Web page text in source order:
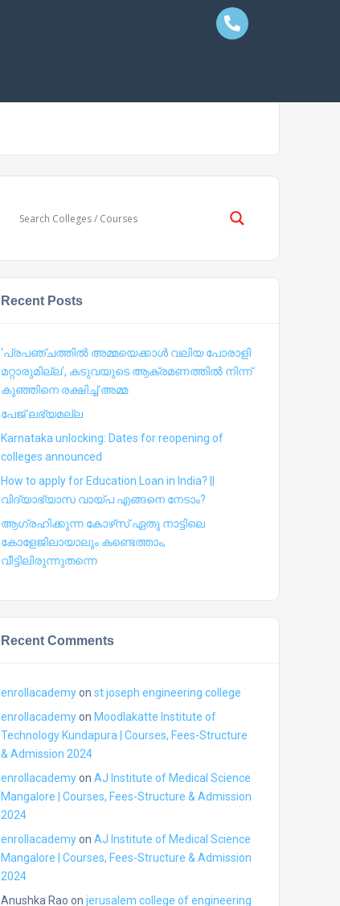
Recent Posts
‘പ്രപഞ്ചത്തില്‍ അമ്മയെക്കാള്‍ വലിയ പോരാളി
മറ്റാരുമില്ല’, കടുവയുടെ ആക്രമണത്തില്‍ നിന്ന്
കുഞ്ഞിനെ രക്ഷിച്ച് അമ്മ
പേജ് ലഭ്യമല്ല
Karnataka unlocking: Dates for reopening of
colleges announced
How to apply for Education Loan in India? ||
വിദ്യാഭ്യാസ വായ്പ എങ്ങനെ നേടാം?
ആഗ്രഹിക്കുന്ന കോഴ്‍സ് ഏതു നാട്ടിലെ
കോളേജിലായാലും കണ്ടെത്താം,
വീട്ടിലിരുന്നുതന്നെ
Recent Comments
enrollacademyon st joseph engineering college
enrollacademyon Moodlakatte Institute of
Technology Kundapura | Courses, Fees-Structure
& Admission 2024
enrollacademyon AJ Institute of Medical Science
Mangalore | Courses, Fees-Structure & Admission
2024
enrollacademyon AJ Institute of Medical Science
Mangalore | Courses, Fees-Structure & Admission
2024
Anushka Rao on jerusalem college of engineering